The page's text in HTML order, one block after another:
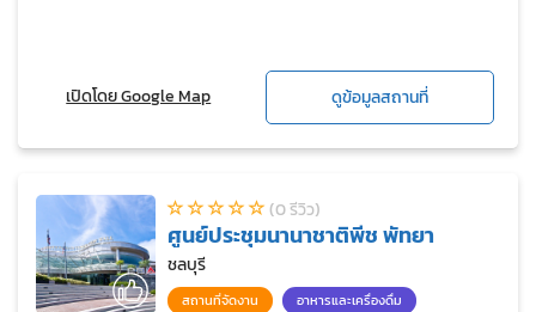
เปิดโดย Google Map ดูข้อมูลสถานที่
(0 รีวิว)
ศูนย์ประชุมนานาชาติพีช พัทยา
ชลบุรี
สถานที่จัดงาน อาหารและเครื่องดื่ม